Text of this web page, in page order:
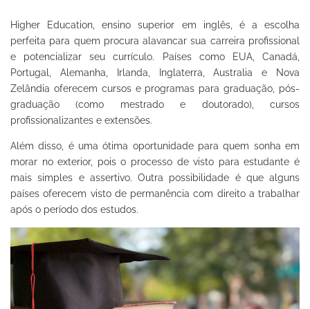
Higher Education, ensino superior em inglês, é a escolha
perfeita para quem procura alavancar sua carreira profissional
e potencializar seu currículo. Países como EUA, Canadá,
Portugal, Alemanha, Irlanda, Inglaterra, Australia e Nova
Zelândia oferecem cursos e programas para graduação, pós-
graduação (como mestrado e doutorado), cursos
profissionalizantes e extensões.
Além disso, é uma ótima oportunidade para quem sonha em
morar no exterior, pois o processo de visto para estudante é
mais simples e assertivo. Outra possibilidade é que alguns
países oferecem visto de permanência com direito a trabalhar
após o período dos estudos.